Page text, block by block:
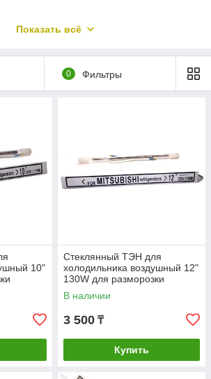
Показать всё
0 Фильтры
10"
Стеклянный ТЭН для
холодильника воздушный 12"
130W для разморозки
испарителя
В наличии
3 500 ₸
Купить